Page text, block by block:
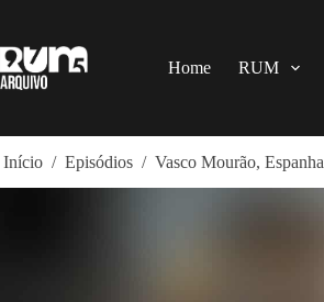
o
conteúdo
Home RUM
Início / Episódios / Vasco Mourão, Espanha